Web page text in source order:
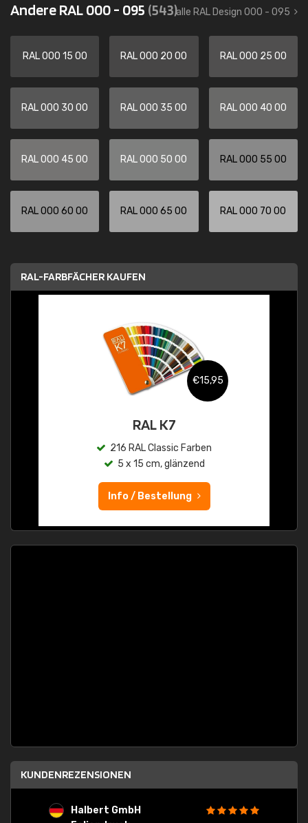
Andere RAL 000 - 095 (543)alle RAL Design 000 - 095
RAL 000 15 00 RAL 000 20 00 RAL 000 25 00
RAL 000 30 00 RAL 000 35 00 RAL 000 40 00
RAL 000 45 00 RAL 000 50 00 RAL 000 55 00
RAL 000 60 00 RAL 000 65 00 RAL 000 70 00
RAL-FARBFÄCHER KAUFEN
€15,95
RAL K7
216 RAL Classic Farben
5 x 15 cm, glänzend
Info / Bestellung
KUNDENREZENSIONEN
Halbert GmbH